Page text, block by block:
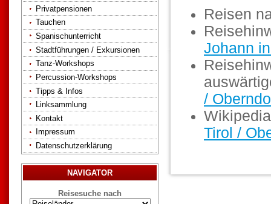
Privatpensionen
Tauchen
Spanischunterricht
Stadtführungen / Exkursionen
Tanz-Workshops
Percussion-Workshops
Tipps & Infos
Linksammlung
Kontakt
Impressum
Datenschutzerklärung
NAVIGATOR
Reisesuche nach
Reisen
Johann
/
Tirol /